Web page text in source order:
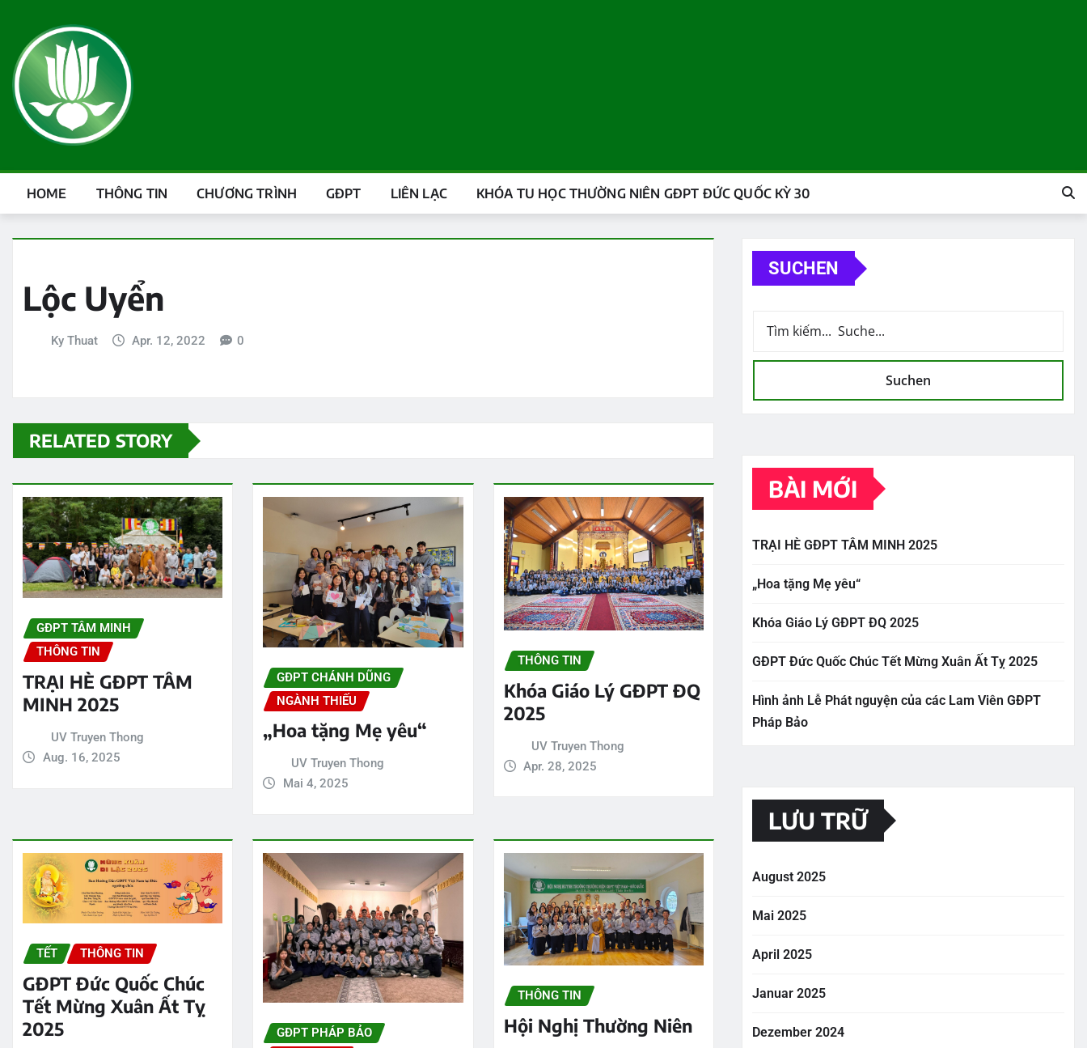
HOME THÔNG TIN CHƯƠNG TRÌNH GĐPT LIÊN LẠC KHÓA TU HỌC THƯỜNG NIÊN GĐPT ĐỨC QUỐC KỲ 30
Lộc Uyển
Ky Thuat Apr. 12, 2022 0
RELATED STORY
GĐPT TÂM MINH
THÔNG TIN
TRẠI HÈ GĐPT TÂM
MINH 2025
UV Truyen Thong
Aug. 16, 2025
GĐPT CHÁNH DŨNG
NGÀNH THIẾU
„Hoa tặng Mẹ yêu“
UV Truyen Thong
Mai 4, 2025
THÔNG TIN
Khóa Giáo Lý GĐPT ĐQ
2025
UV Truyen Thong
Apr. 28, 2025
TẾT THÔNG TIN
GĐPT Đức Quốc Chúc
Tết Mừng Xuân Ất Tỵ
2025
GĐPT PHÁP BẢO
THÔNG TIN
Hội Nghị Thường Niên
SUCHEN
Suchen
BÀI MỚI
TRẠI HÈ GĐPT TÂM MINH 2025
„Hoa tặng Mẹ yêu“
Khóa Giáo Lý GĐPT ĐQ 2025
GĐPT Đức Quốc Chúc Tết Mừng Xuân Ất Tỵ 2025
Hình ảnh Lễ Phát nguyện của các Lam Viên GĐPT
Pháp Bảo
LƯU TRỮ
August 2025
Mai 2025
April 2025
Januar 2025
Dezember 2024